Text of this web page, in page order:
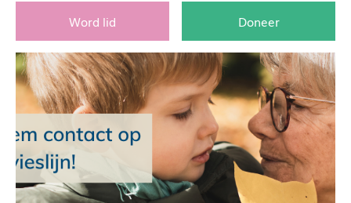
Word lid Doneer